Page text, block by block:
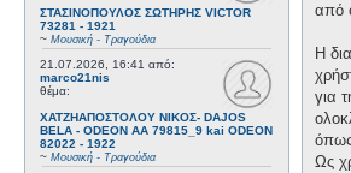
ΣΤΑΣΙΝΟΠΟΥΛΟΣ ΣΩΤΗΡΗΣ VICTOR
73281 - 1921
~ Μουσική - Τραγούδια
21.07.2026, 16:41 από:
marco21nis
θέμα:
ΧΑΤΖΗΑΠΟΣΤΟΛΟΥ ΝΙΚΟΣ- DAJOS
BELA - ODEON AA 79815_9 kai ODEON
82022 - 1922
~ Μουσική - Τραγούδια
από
Η
για
Ως